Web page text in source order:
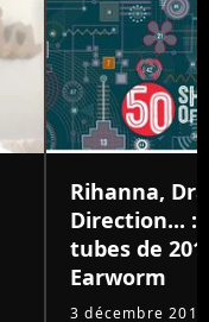
Rihanna,
Direction... :
tubes de
Earworm
3 décembre 2015